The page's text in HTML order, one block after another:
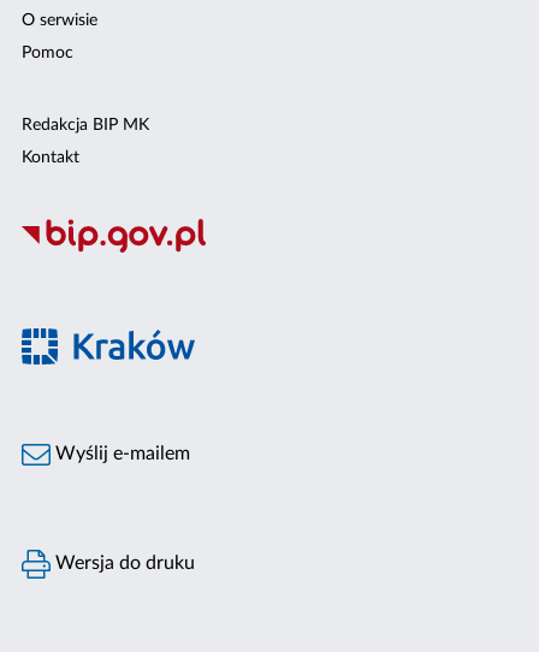
O serwisie
Pomoc
Redakcja BIP MK
Kontakt
Wyślij e-mailem
Wersja do druku